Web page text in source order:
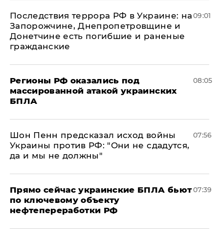
Последствия террора РФ в Украине: на
Запорожчине, Днепропетровщине и
Донетчине есть погибшие и раненые
гражданские
09:01
Регионы РФ оказались под
массированной атакой украинских
БПЛА
08:05
Шон Пенн предсказал исход войны
Украины против РФ: "Они не сдадутся,
да и мы не должны"
07:56
Прямо сейчас украинские БПЛА бьют
по ключевому объекту
нефтепереработки РФ
07:39